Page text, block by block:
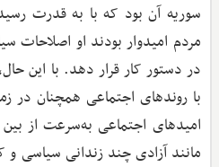
مردم امیدوار بودند او اصلاحات
در دستور کار قرار دهد. با این
با روندهای اجتماعی همچنان در
امیدهای اجتماعی به‌سرعت از
مانند آزادی چند زندانی سیاسی